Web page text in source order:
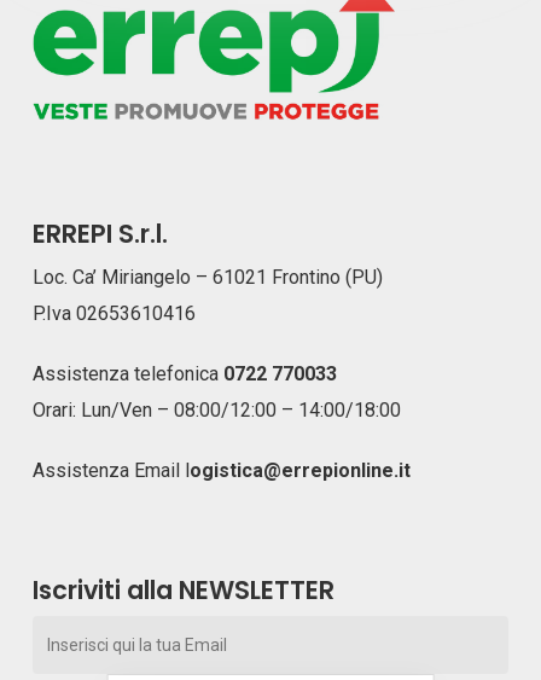
ERREPI S.r.l.
Loc. Ca’ Miriangelo – 61021 Frontino (PU)
P.Iva 02653610416
Assistenza telefonica 0722 770033
Orari: Lun/Ven – 08:00/12:00 – 14:00/18:00
Assistenza Email ogistica@errepionline.it
Iscriviti alla NEWSLETTER